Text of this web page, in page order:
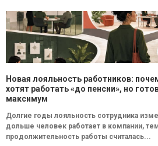
Новая лояльность работников:
хотят работать «до пенсии», но
максимум
Долгие годы лояльность сотрудника
дольше человек работает в компании,
продолжительность работы считалась...